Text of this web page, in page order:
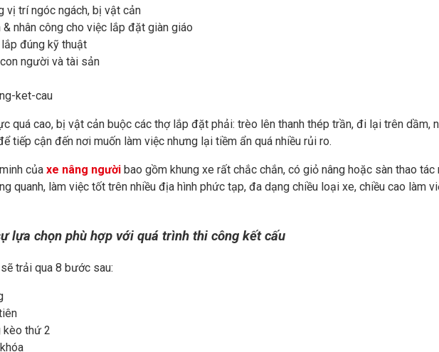
vị trí ngóc ngách, bị vật cản
& nhân công cho việc lắp đặt giàn giáo
đúng kỹ thuật
người và tài sản
quá cao, bị vật cản buộc các thợ lắp đặt phải: trèo lên thanh thép trần, đi lại trên dầm,
tiếp cận đến nơi muốn làm việc nhưng lại tiềm ẩn quá nhiều rủi ro.
của xe nâng người bao gồm khung xe rất chắc chắn, có giỏ nâng hoặc sàn thao tác
quanh, làm việc tốt trên nhiều địa hình phức tạp, đa dạng chiều loại xe, chiều cao làm
lựa chọn phù hợp với quá trình thi công kết cấu
trải qua 8 bước sau:
kèo thứ 2